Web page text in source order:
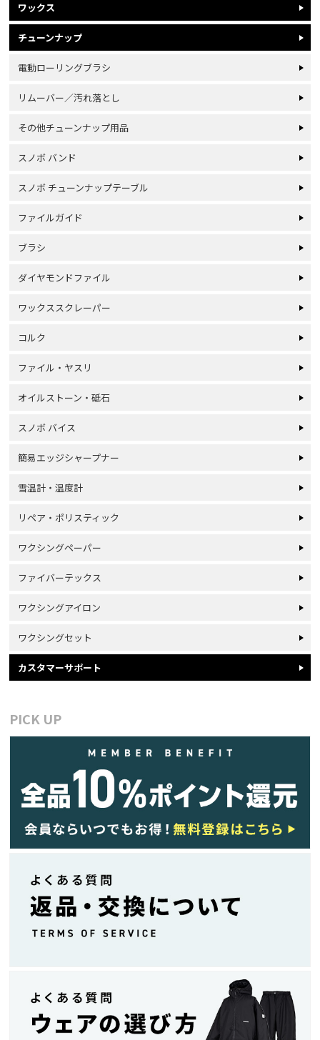
ワックス
チューンナップ
電動ローリングブラシ
リムーバー／汚れ落とし
その他チューンナップ用品
スノボ バンド
スノボ チューンナップテーブル
ファイルガイド
ブラシ
ダイヤモンドファイル
ワックススクレーパー
コルク
ファイル・ヤスリ
オイルストーン・砥石
スノボ バイス
簡易エッジシャープナー
雪温計・温度計
リペア・ポリスティック
ワクシングペーパー
ファイバーテックス
ワクシングアイロン
ワクシングセット
カスタマーサポート
PICK UP